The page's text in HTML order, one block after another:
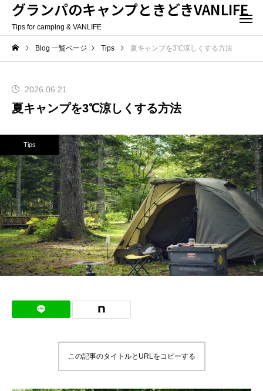
グランパのキャンプときどきVANLIFE
Tips for camping & VANLIFE
Blog 一覧ページ Tips 夏キャンプを3℃涼しくする方法
2026.06.21
夏キャンプを3℃涼しくする方法
Tips
この記事のタイトルとURLをコピーする